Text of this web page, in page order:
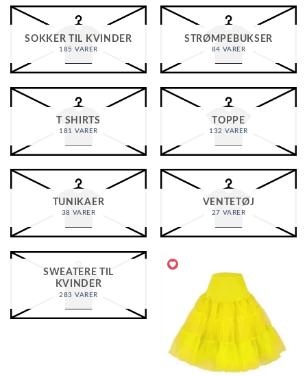
SOKKER TIL KVINDER
185 VARER
STRØMPEBUKSER
84 VARER
T SHIRTS
181 VARER
TOPPE
132 VARER
TUNIKAER
38 VARER
VENTETØJ
27 VARER
SWEATERE TIL
KVINDER
283 VARER